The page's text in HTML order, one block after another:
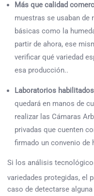
Más que calidad
muestras se usaban de
básicas como la
partir de ahora, ese
verificar qué variedad
esa producción..
Laboratorios
quedará en manos de
realizar las Cámaras
privadas que cuenten
firmado un convenio de
Si los análisis
variedades protegidas, el
caso de detectarse